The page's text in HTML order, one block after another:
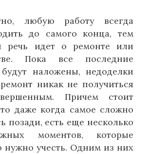
любую работу всегда
до самого конца, тем
речь идет о ремонте или
Пока все последние
наложены, недоделки
никак не получиться
Причем стоит
даже когда самое сложно
позади, есть еще несколько
моментов, которые
нужно учесть. Одним из них